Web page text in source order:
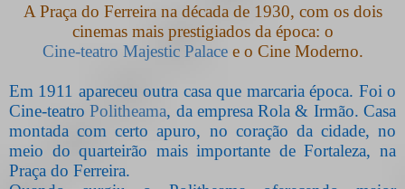
A Praça do Ferreira na década de 1930, com os dois
cinemas mais prestigiados da época: o
Cine-teatro Majestic Palacee o Cine Moderno.
Em 1911 apareceu outra casa que marcaria época. Foi o
Cine-teatroPolitheama, da empresa Rola & Irmão. Casa
montada com certo apuro, no coração da cidade, no
meio do quarteirão mais importante de Fortaleza, na
Praça do Ferreira.